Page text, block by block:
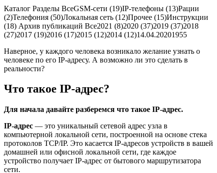
Каталог Разделы ВсеGSM-сети (19)IP-телефоны (13)Рации
(2)Телефония (50)Локальная сеть (12)Прочее (15)Инструкции
(18) Архив публикаций Все2021 (8)2020 (37)2019 (37)2018
(27)2017 (19)2016 (17)2015 (12)2014 (12)14.04.20201955
Наверное, у каждого человека возникало желание узнать о
человеке по его IP-адресу. А возможно ли это сделать в
реальности?
Что такое IP-адрес?
Для начала давайте разберемся что такое IP-адрес.
IP-адрес — это уникальный сетевой адрес узла в
компьютерной локальной сети, построенной на основе стека
протоколов TCP/IP. Это касается IP-адресов устройств в вашей
домашней или офисной локальной сети, где каждое
устройство получает IP-адрес от бытового маршрутизатора
сети.